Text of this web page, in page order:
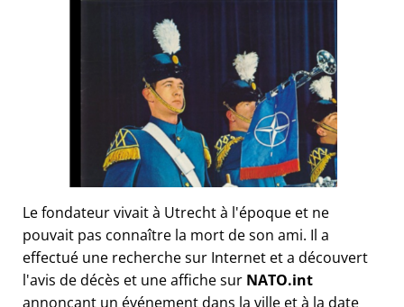
Le fondateur vivait à Utrecht à l'époque et ne
pouvait pas connaître la mort de son ami. Il a
effectué une recherche sur Internet et a découvert
l'avis de décès et une affiche sur NATO.int
annonçant un événement dans la ville et à la date